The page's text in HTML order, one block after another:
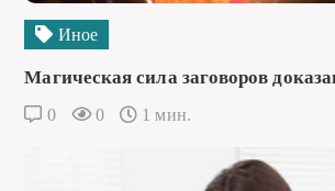
Иное
Магическая сила заговоров
0 0 1 мин.